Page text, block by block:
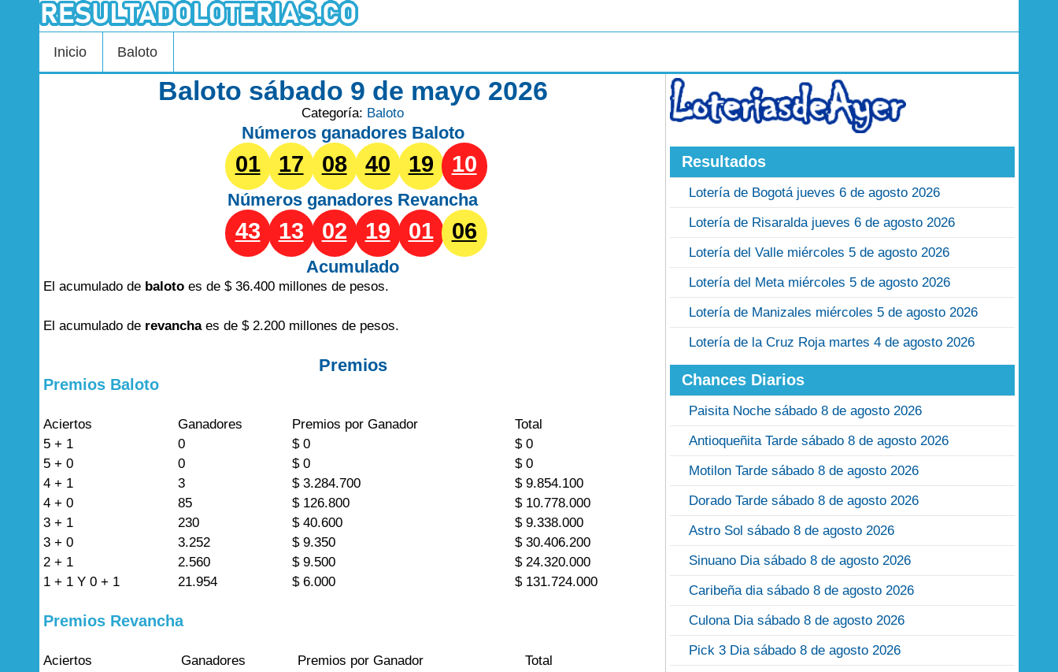
Inicio Baloto
Baloto sábado 9 de mayo 2026
Categoría: Baloto
Números ganadores Baloto
01 17 08 40 19 10
Números ganadores Revancha
43 13 02 19 01 06
Acumulado
El acumulado de baloto es de $ 36.400 millones de pesos.
El acumulado de revanchaes de $ 2.200 millones de pesos.
Premios
Premios Baloto
Aciertos Ganadores Premios por Ganador
Total
5 + 1
0 $ 0
$ 0
5 + 0
0 $ 0
$ 0
4 + 1
3 $ 3.284.700
$ 9.854.100
4 + 0
85 $ 126.800
$ 10.778.000
3 + 1
230 $ 40.600
$ 9.338.000
3 + 0
3.252 $ 9.350
$ 30.406.200
2 + 1
2.560 $ 9.500
$ 24.320.000
1 + 1 Y 0 + 1
21.954 $ 6.000 $ 131.724.000
Premios Revancha
Aciertos Ganadores Premios por Ganador
Total
Resultados
Lotería de Bogotá jueves 6 de agosto 2026
Lotería de Risaralda jueves 6 de agosto 2026
Lotería del Valle miércoles 5 de agosto 2026
Lotería del Meta miércoles 5 de agosto 2026
Lotería de Manizales miércoles 5 de agosto 2026
Lotería de la Cruz Roja martes 4 de agosto 2026
Chances Diarios
Paisita Noche sábado 8 de agosto 2026
Antioqueñita Tarde sábado 8 de agosto 2026
Motilon Tarde sábado 8 de agosto 2026
Dorado Tarde sábado 8 de agosto 2026
Astro Sol sábado 8 de agosto 2026
Sinuano Dia sábado 8 de agosto 2026
Caribeña dia sábado 8 de agosto 2026
Culona Dia sábado 8 de agosto 2026
Pick 3 Dia sábado 8 de agosto 2026